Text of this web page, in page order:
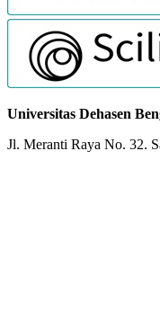
Universitas Dehasen
Jl. Meranti Raya No. 32.